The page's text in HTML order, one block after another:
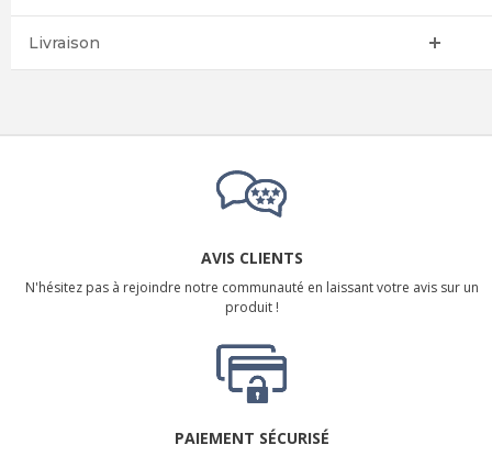
Livraison
AVIS CLIENTS
N'hésitez pas à rejoindre notre communauté en laissant votre avis sur un
produit !
PAIEMENT SÉCURISÉ